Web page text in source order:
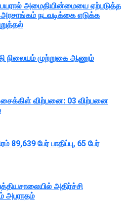
அமைதியின்மையை ஏற்படுத்த
அரசாங்கம் நடவடிக்கை எடுக்க
நிலையம் முற்றுகை ஆணும்
விற்பனை: 03 விற்பனை
89,639 பேர் பாதிப்பு, 65 பேர்
அதிர்ச்சி
அபராதம்